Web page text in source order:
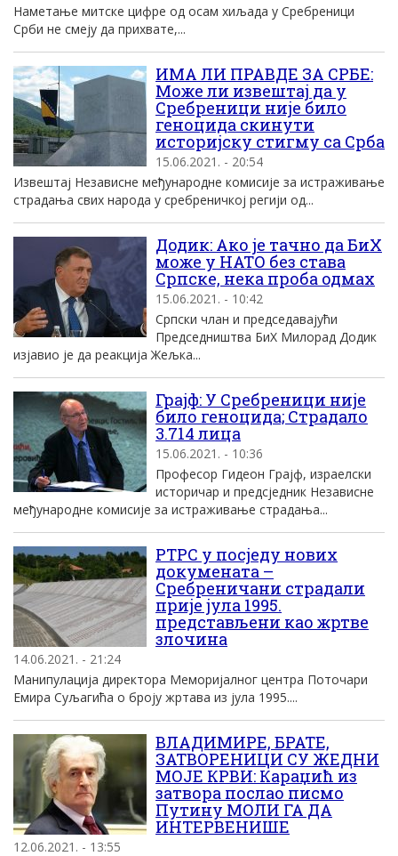
Наметање митске цифре од осам хиљада у Сребреници
Срби не смеју да прихвате,...
ИМА ЛИ ПРАВДЕ ЗА СРБЕ:
Може ли извештај да у
Сребреници није било
геноцида скинути
историјску стигму са Срба
15.06.2021. - 20:54
Извештај Независне међународне комисије за истраживање
страдања свих народа у сребреничкој регији од...
Додик: Ако је тачно да БиХ
може у НАТО без става
Српске, нека проба одмах
15.06.2021. - 10:42
Српски члан и председавајући
Председништва БиХ Милорад Додик
изјавио је да реакција Жељка...
Грајф: У Сребреници није
било геноцида; Страдало
3.714 лица
15.06.2021. - 10:36
Професор Гидеон Грајф, израелски
историчар и предсједник Независне
међународне комисије за истраживање страдања...
РТРС у посједу нових
докумената –
Сребреничани страдали
прије јула 1995.
представљени као жртве
злочина
14.06.2021. - 21:24
Манипулација директора Меморијалног центра Поточари
Емира Суљагића о броју жртава из јула 1995....
ВЛАДИМИРЕ, БРАТЕ,
ЗАТВОРЕНИЦИ СУ ЖЕДНИ
МОЈЕ КРВИ: Караџић из
затвора послао писмо
Путину МОЛИ ГА ДА
ИНТЕРВЕНИШЕ
12.06.2021. - 13:55